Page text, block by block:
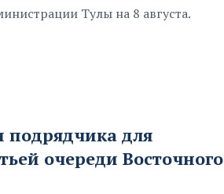
Тулы на 8 августа.
подрядчика для
очереди Восточного